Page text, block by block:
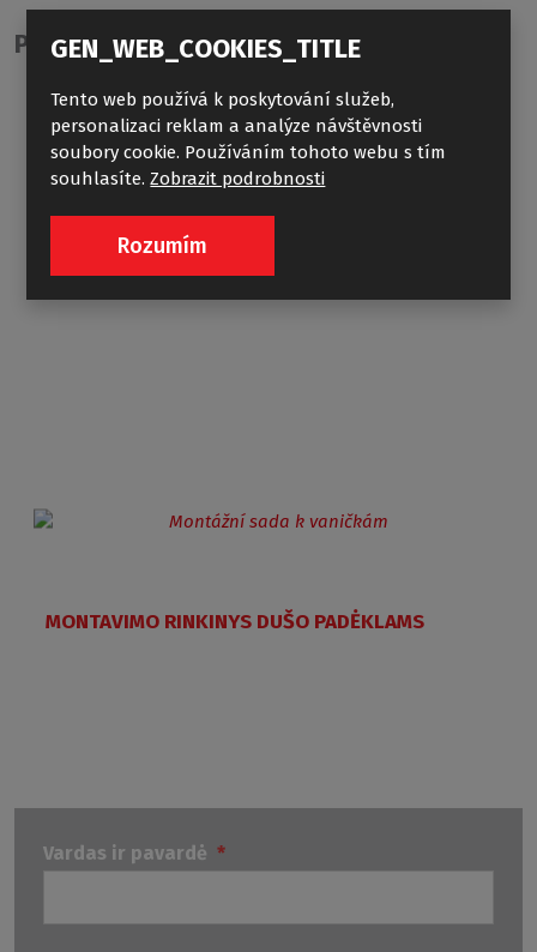
Priedai:
DUŠO SIFONAS VIKI LUX
MONTAVIMO RINKINYS DUŠO PADĖKLAMS
Vardas ir pavardė *
GEN_WEB_COOKIES_TITLE
Tento web používá k poskytování služeb,
personalizaci reklam a analýze návštěvnosti
soubory cookie. Používáním tohoto webu s tím
souhlasíte.Zobrazit podrobnosti
Rozumím